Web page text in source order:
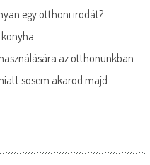
egy otthoni irodát?
az otthonunkban
sosem akarod majd